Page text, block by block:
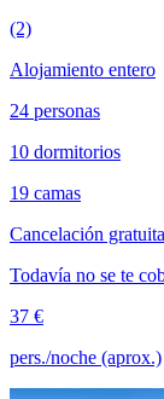
(2)
Alojamiento entero
24 personas
10 dormitorios
19 camas
Cancelación gratuita
Todavía no se te
37 €
pers./noche (aprox.)